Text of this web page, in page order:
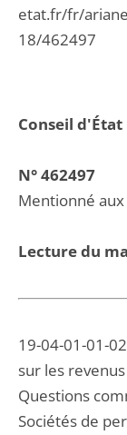
Conseil d'État
N° 462497
Mentionné
Lecture du
19-04-01-01-
sur les
Questions
Sociétés de
etat.fr/fr/
18/462497